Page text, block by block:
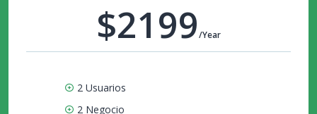
$2199/Year
2 Usuarios
2 Negocio